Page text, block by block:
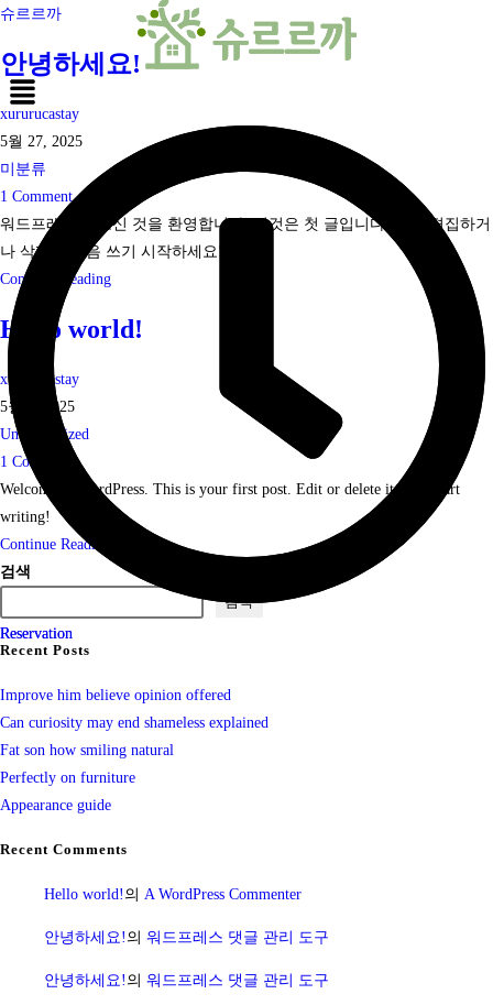
Skip
content
슈르르까
Menu
Reservation
Menu
Reservation
안녕하세요!
Post
author:
xururucastay
Post
published:
5월 27, 2025
Post
category:
미분류
Post
comments:
1 Comment
워드프레스에 오신 것을 환영합니다. 이것은 첫 글입니다. 바로 편집하거
나 삭제한 다음 쓰기 시작하세요!
Continue Reading안
하
Hello world!
Post
author:
xururucastay
Post
published:
5월 7, 2025
Post
category:
Uncategorized
Post
comments:
1 Comment
Welcome to WordPress. This is your first post. Edit or delete it, then start
writing!
Continue Reading
world!
검색
검색
Recent Posts
Improve him believe opinion offered
Can curiosity may end shameless explained
Fat son how smiling natural
Perfectly on furniture
Appearance guide
Recent Comments
Hello world! 의 A WordPress Commenter
안녕하세요! 의 워드프레스 댓글 관리 도구
안녕하세요! 의 워드프레스 댓글 관리 도구